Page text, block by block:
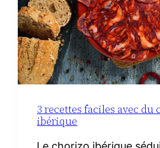
3 recettes faciles avec du
ibérique